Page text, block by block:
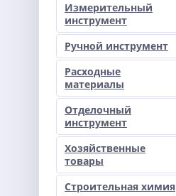
Измерительный
инструмент
Ручной инструмент
Расходные
материалы
Отделочный
инструмент
Хозяйственные
товары
Строительная химия